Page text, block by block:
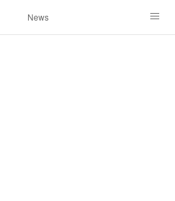
News